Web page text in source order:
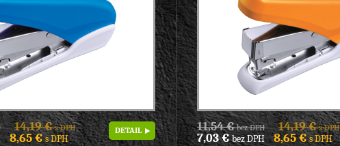
14,19 €s DPH
8,65 €s DPH
DETAIL 11,54 €bez DPH 14,19 €s DPH
7,03 €bez DPH 8,65 €s DPH